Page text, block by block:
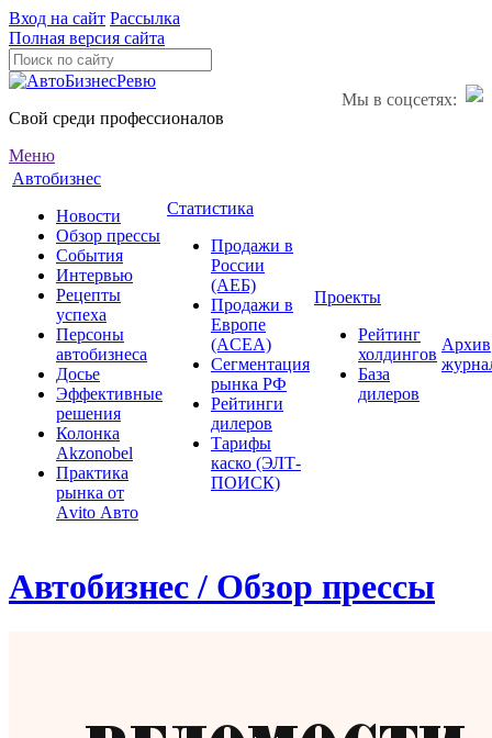
Вход на сайт Рассылка
Полная версия сайта
Мы в соцсетях:
Свой среди профессионалов
Меню
Автобизнес
Новости
Обзор прессы
События
Интервью
Рецепты
успеха
Персоны
автобизнеса
Досье
Эффективные
решения
Колонка
Akzonobel
Практика
рынка от
Аvito Авто
Статистика
Продажи в
России
(АЕБ)
Продажи в
Европе
(ACEA)
Сегментация
рынка РФ
Рейтинги
дилеров
Тарифы
каско (ЭЛТ-
ПОИСК)
Проекты
Рейтинг
холдингов
База
дилеров
Архив
Автобизнес / Обзор прессы